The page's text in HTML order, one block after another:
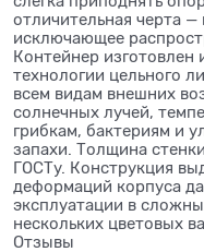
отличительная черта
исключающее
Контейнер изготовлен
технологии цельного
всем видам внешних
солнечных лучей,
грибкам, бактериям и
запахи. Толщина
ГОСТу. Конструкция
деформаций корпуса
эксплуатации в
нескольких цветовых
Отзывы